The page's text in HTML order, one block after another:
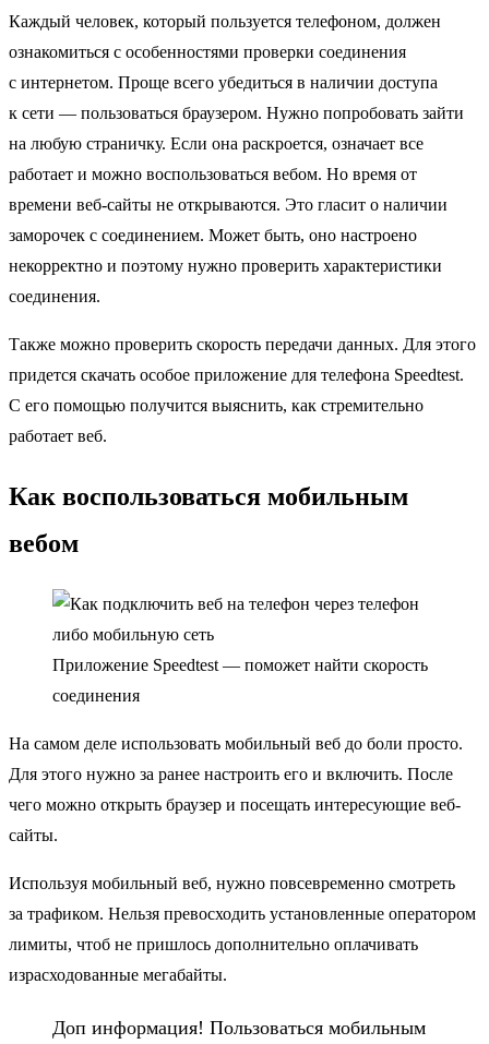
Каждый человек, который пользуется телефоном, должен
ознакомиться с особенностями проверки соединения
с интернетом. Проще всего убедиться в наличии доступа
к сети — пользоваться браузером. Нужно попробовать зайти
на любую страничку. Если она раскроется, означает все
работает и можно воспользоваться вебом. Но время от
времени веб-сайты не открываются. Это гласит о наличии
заморочек с соединением. Может быть, оно настроено
некорректно и поэтому нужно проверить характеристики
соединения.
Также можно проверить скорость передачи данных. Для этого
придется скачать особое приложение для телефона Speedtest.
С его помощью получится выяснить, как стремительно
работает веб.
Как воспользоваться мобильным
вебом
Приложение Speedtest — поможет найти скорость
соединения
На самом деле использовать мобильный веб до боли просто.
Для этого нужно за ранее настроить его и включить. После
чего можно открыть браузер и посещать интересующие веб-
сайты.
Используя мобильный веб, нужно повсевременно смотреть
за трафиком. Нельзя превосходить установленные оператором
лимиты, чтоб не пришлось дополнительно оплачивать
израсходованные мегабайты.
Доп информация! Пользоваться мобильным